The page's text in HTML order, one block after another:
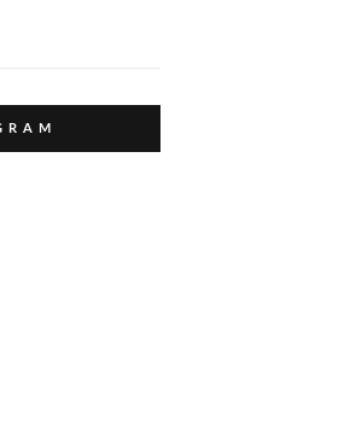
R A M